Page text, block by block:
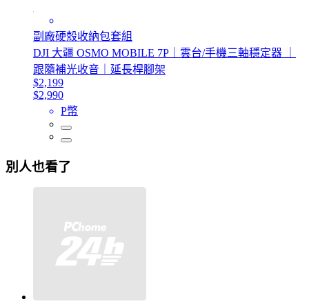
副廠硬殼收納包套組
DJI 大疆 OSMO MOBILE 7P｜雲台/手機三軸穩定器 ｜
跟隨補光收音｜延長桿腳架
$2,199
$2,990
P幣
別人也看了